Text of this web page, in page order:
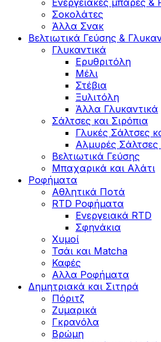
Σοκολάτες
Άλλα Σνακ
Βελτιωτικά Γεύσης &
Γλυκαντικά
Ερυθριτόλη
Μέλι
Στέβια
Ξυλιτόλη
Άλλα Γλυκαντικά
Σάλτσες και Σιρόπια
Γλυκές Σάλτσες
Αλμυρές Σάλτσες
Bελτιωτικά Γεύσης
Μπαχαρικά και Αλάτι
Ροφήματα
Αθλητικά Ποτά
RTD Ροφήματα
Ενεργειακά RTD
Σφηνάκια
Χυμοί
Τσάι και Matcha
Καφές
Αλλα Ροφήματα
Δημητριακά και Σιτηρά
Πόριτζ
Ζυμαρικά
Γκρανόλα
Βρώμη